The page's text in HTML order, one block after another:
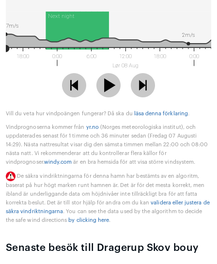
Next night
18:00 0:00 6:00
12:00
Lør 08 Aug
18:00 0:00
7m/s
2m/s
Vill du veta hur vindpoängen fungerar? Då ska du läsa denna förklaring.
Vindprognoserna kommer från yr.no (Norges meteorologiska institut), och
uppdaterades senast för 1 timme och 36 minuter sedan (Fredag 07 Augusti
14:29). Nästa nattresultat visar dig den sämsta timmen mellan 22:00 och 08:00
nästa natt. Vi rekommenderar att du kontrollerar flera källor för
vindprognoser.windy.com är en bra hemsida för att visa större vindsystem.
De säkra vindriktningarna för denna hamn har bestämts av en algoritm,
baserat på hur högt marken runt hamnen är. Det är för det mesta korrekt, men
ibland är underliggande data om höjdnivåer inte tillräckligt bra för att fatta
korrekta beslut. Det är till stor hjälp för andra om du kanvalidera eller justera de
säkra vindriktningarna. You can see the data used by the algorithm to decide
the safe wind directions by clicking here.
Senaste besök till Dragerup Skov bouy